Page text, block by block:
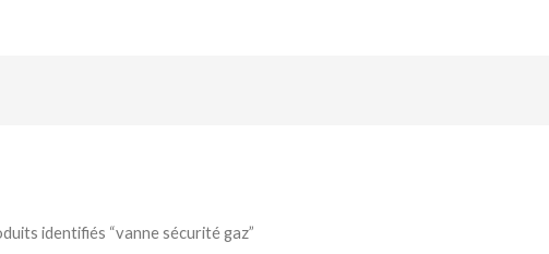
identifiés “vanne sécurité gaz”